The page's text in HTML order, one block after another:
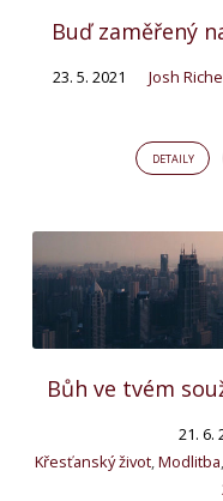
Buď zaměřený
23. 5. 2021 Josh
DETAILY
Bůh ve tvém
21. 6.
Křesťanský život,Modlitba,